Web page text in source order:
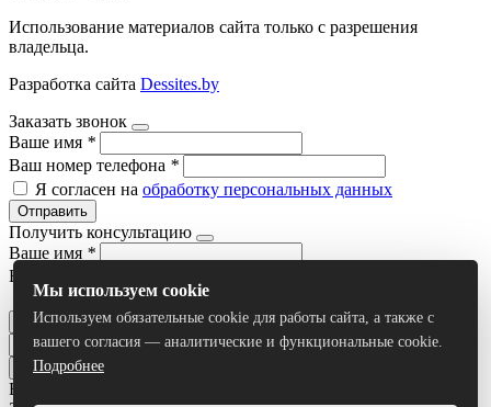
Использование материалов сайта только с разрешения
владельца.
Разработка сайта Dessites.by
Заказать звонок
Ваше имя *
Ваш номер телефона *
Я согласен на обработку персональных данных
Отправить
Получить консультацию
Ваше имя *
Ваш номер телефона
Я согласен наобработку персональных данных
Отправить
Все результаты
Мы используем cookie
Используем обязательные cookie для работы сайта, а также с
вашего согласия — аналитические и функциональные cookie.
Подробнее